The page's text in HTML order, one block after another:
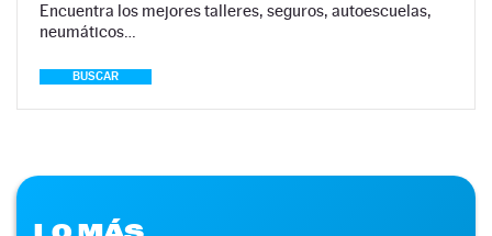
Encuentra los mejores talleres, seguros, autoescuelas,
neumáticos…
BUSCAR